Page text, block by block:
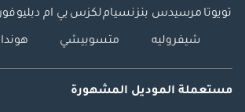
تويوتا مرسيدس بنزنسياملكزس بي ام دبليو
شيفروليه متسوبيشي هوندا
مستعملة الموديل المشهورة